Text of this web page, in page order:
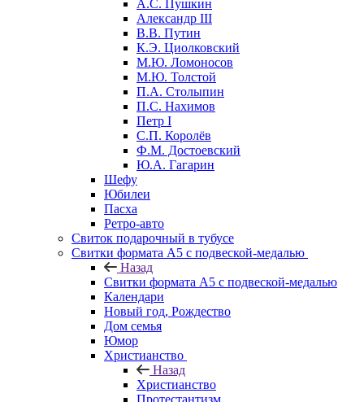
А.С. Пушкин
Александр III
В.В. Путин
К.Э. Циолковский
М.Ю. Ломоносов
М.Ю. Толстой
П.А. Столыпин
П.С. Нахимов
Петр I
С.П. Королёв
Ф.М. Достоевский
Ю.А. Гагарин
Шефу
Юбилеи
Пасха
Ретро-авто
Свиток подарочный в тубусе
Свитки формата А5 с подвеской-медалью
Назад
Свитки формата А5 с подвеской-медалью
Календари
Новый год, Рождество
Дом семья
Юмор
Христианство
Назад
Христианство
Протестантизм